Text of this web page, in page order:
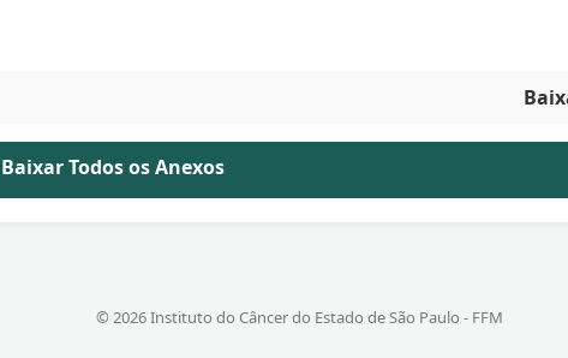
Todos os Anexos
© 2026 Instituto do Câncer do Estado de São Paulo - FFM